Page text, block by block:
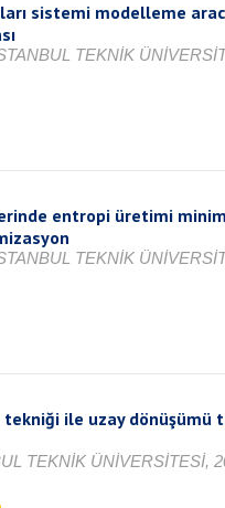
sistemi modelleme
TEKNİK
entropi üretimi
TEKNİK
ile uzay dönüşümü
TEKNİK ÜNİVERSİTESİ,